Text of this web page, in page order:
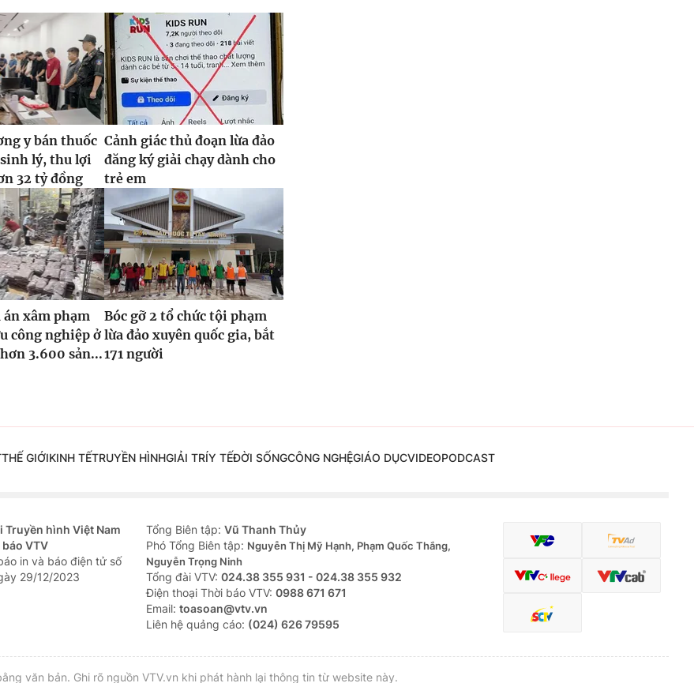
y bán thuốc
lý, thu lợi
32 tỷ đồng
Cảnh giác thủ đoạn lừa đảo
đăng ký giải chạy dành cho
trẻ em
xâm phạm
công nghiệp ở
3.600 sản...
Bóc gỡ 2 tổ chức tội phạm
lừa đảo xuyên quốc gia, bắt
171 người
THẾ GIỚIKINH TẾTRUYỀN HÌNHGIẢI TRÍY TẾĐỜI SỐNGCÔNG NGHỆGIÁO DỤCVIDEOPODCAST
Truyền hình Việt Nam
VTV
in và báo điện tử số
29/12/2023
Tổng Biên tập: Vũ Thanh Thủy
Phó Tổng Biên tập: Nguyễn Thị Mỹ Hạnh, Phạm Quốc Thắng,
Nguyễn Trọng Ninh
Tổng đài VTV: 024.38 355 931 - 024.38 355 932
Ðiện thoại Thời báo VTV: 0988 671 671
Email: toasoan@vtv.vn
Liên hệ quảng cáo: (024) 626 79595
văn bản. Ghi rõ nguồn VTV.vn khi phát hành lại thông tin từ website này.